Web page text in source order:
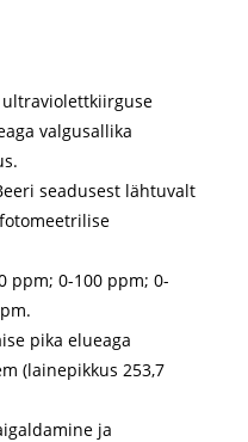
valgusallika
seadusest lähtuvalt
ppm; 0-100 ppm; 0-
pika elueaga
(lainepikkus 253,7
ja